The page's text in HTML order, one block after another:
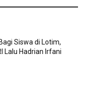
Siswa di Lotim,
Lalu Hadrian Irfani